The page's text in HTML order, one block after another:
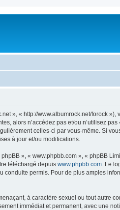
», « http://www.albumrock.net/forock
alors n’accédez pas et/ou n’utilisez
celles-ci par vous-même. Si
à jour et/ou modifications.
», « www.phpbb.com », « phpBB
téléchargé depuis www.phpbb.com . Le
conduite permis. Pour de plus amples
à caractère sexuel ou tout autre
immédiat et permanent, avec une